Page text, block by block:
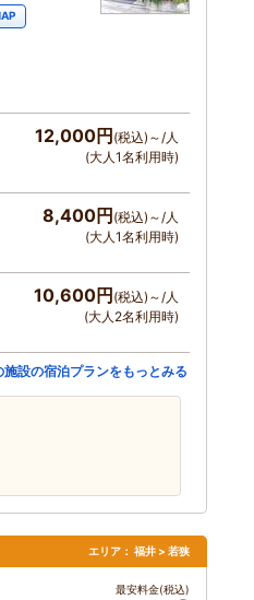
12,000円 (税込)～/人
(大人1名利用時)
8,400円 (税込)～/人
(大人1名利用時)
10,600円 (税込)～/人
(大人2名利用時)
施設の宿泊プランをもっとみる
エリア： 福井 > 若狭
最安料金(税込)